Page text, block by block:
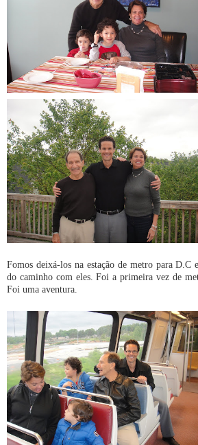
Fomos deixá-los na estação de metro para D.C
do caminho com eles. Foi a primeira vez de
Foi uma aventura.